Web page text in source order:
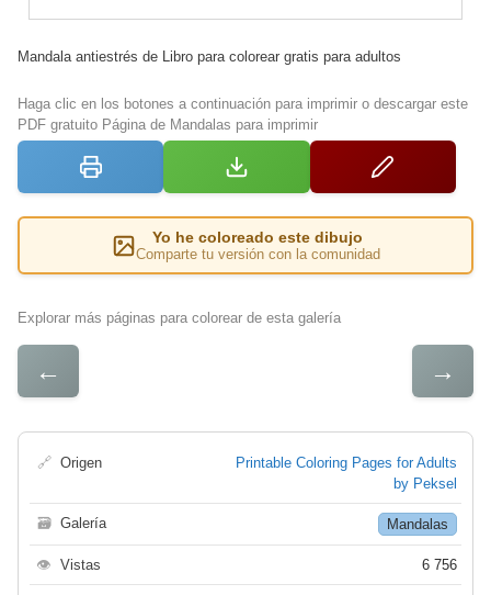
Mandala antiestrés de Libro para colorear gratis para adultos
Haga clic en los botones a continuación para imprimir o descargar este
PDF gratuito Página de Mandalas para imprimir
Yo he coloreado este dibujo
Comparte tu versión con la comunidad
Explorar más páginas para colorear de esta galería
← →
🔗 Origen
Printable Coloring Pages for Adults
by Peksel
🗃 Galería Mandalas
👁 Vistas 6 756